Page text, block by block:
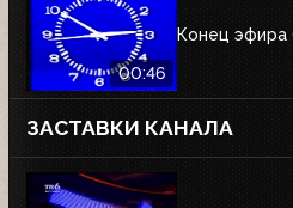
00:46
Конец эфира
ЗАСТАВКИ КАНАЛА